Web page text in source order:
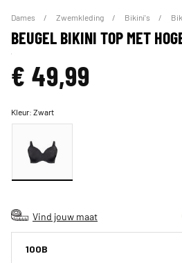
Dames Zwemkleding Bikini's
BEUGEL BIKINI TOP MET
€ 49,99
Kleur:Zwart
Vind jouw maat
100B